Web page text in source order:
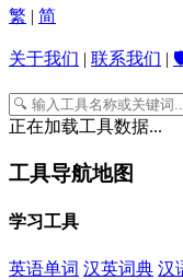
繁 | 简
关于我们 | 联系我们 |
正在加载工具数据...
工具导航地图
学习工具
英语单词 汉英词典 汉